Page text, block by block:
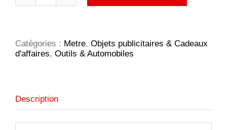
Catégories : Metre, Objets publicitaires & Cadeaux
d'affaires, Outils & Automobiles
Description